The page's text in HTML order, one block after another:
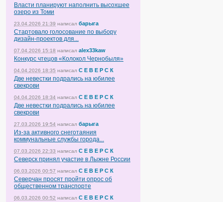
Власти планируют наполнить высохшее
озеро из Томи
23.04.2026 21:39 написал барыга
Стартовало голосование по выбору
дизайн-проектов для...
07.04.2026 15:18 написал alex33kaw
Конкурс чтецов «Колокол Чернобыля»
04.04.2026 18:35 написал С Е В Е Р С К
Две невестки подрались на юбилее
свекрови
04.04.2026 18:34 написал С Е В Е Р С К
Две невестки подрались на юбилее
свекрови
27.03.2026 19:54 написал барыга
Из-за активного снеготаяния
коммунальные службы города...
07.03.2026 22:33 написал С Е В Е Р С К
Северск принял участие в Лыжне России
06.03.2026 00:57 написал С Е В Е Р С К
Северчан просят пройти опрос об
общественном транспорте
06.03.2026 00:52 написал С Е В Е Р С К